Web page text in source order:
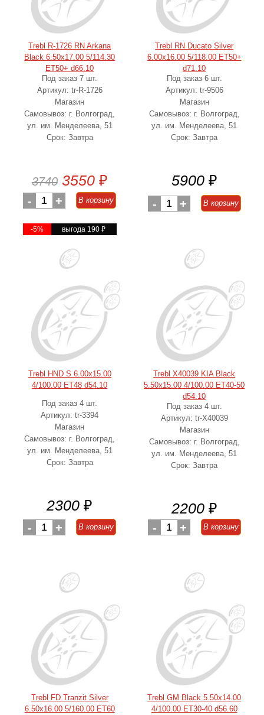
Trebl R-1726 RN Arkana
Black 6.50x17.00 5/114.30
ET50+ d66.10
Под заказ 7 шт.
Артикул: tr-R-1726
Магазин
Самовывоз: г. Волгоград,
ул. им. Менделеева, 51
Срок: Завтра
3740 3550 ₽
- 1 + В корзину
-5% выгода 190₽
Trebl RN Ducato Silver
6.00x16.00 5/118.00 ET50+
d71.10
Под заказ 6 шт.
Артикул: tr-9506
Магазин
Самовывоз: г. Волгоград,
ул. им. Менделеева, 51
Срок: Завтра
5900 ₽
- 1 + В корзину
Trebl HND S 6.00x15.00
4/100.00 ET48 d54.10
Под заказ 4 шт.
Артикул: tr-3394
Магазин
Самовывоз: г. Волгоград,
ул. им. Менделеева, 51
Срок: Завтра
2300 ₽
- 1 + В корзину
Trebl X40039 KIA Black
5.50x15.00 4/100.00 ET40-50
d54.10
Под заказ 4 шт.
Артикул: tr-X40039
Магазин
Самовывоз: г. Волгоград,
ул. им. Менделеева, 51
Срок: Завтра
2200 ₽
- 1 + В корзину
Trebl FD Tranzit Silver
6.50x16.00 5/160.00 ET60
Trebl GM Black 5.50x14.00
4/100.00 ET30-40 d56.60